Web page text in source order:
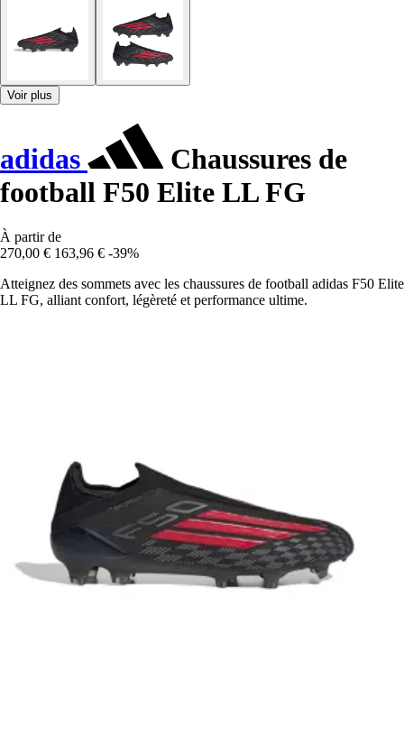
Voir plus
adidas
Chaussures de
football F50 Elite LL FG
À partir de
270,00 € 163,96 € -39%
Atteignez des sommets avec les chaussures de football adidas F50 Elite
LL FG, alliant confort, légèreté et performance ultime.